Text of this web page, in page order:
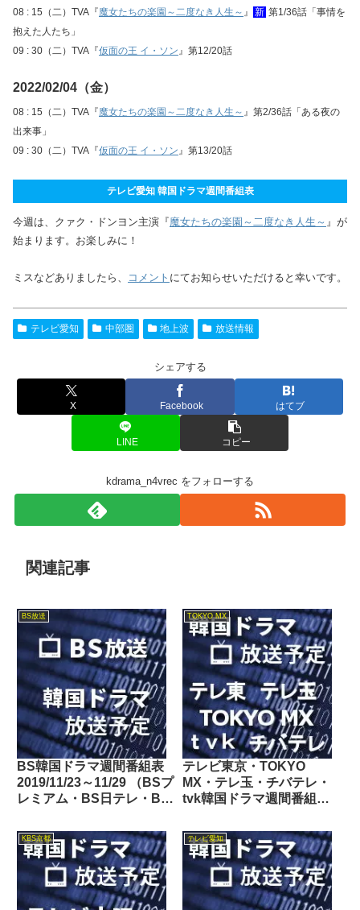
08 : 15（二）TVA『魔女たちの楽園～二度なき人生～ 』 新 第1/36話「事情を
抱えた人たち」
09 : 30（二）TVA『仮面の王 イ・ソン』第12/20話
2022/02/04（金）
08 : 15（二）TVA『魔女たちの楽園～二度なき人生～ 』第2/36話「ある夜の
出来事」
09 : 30（二）TVA『仮面の王 イ・ソン』第13/20話
テレビ愛知 韓国ドラマ週間番組表
今週は、クァク・ドンヨン主演『魔女たちの楽園～二度なき人生～ 』が
始まります。お楽しみに！
ミスなどありましたら、 コメント にてお知らせいただけると幸いです。
テレビ愛知 中部圏 地上波 放送情報
シェアする
X Facebook はてブ
LINE コピー
kdrama_n4vrec をフォローする
関連記事
BS放送
BS韓国ドラマ週間番組表
2019/11/23～11/29 （BSプ
レミアム・BS日テレ・BS
東・BSフジ）
TOKYO MX
テレビ東京・TOKYO
MX・テレ玉・チバテレ・
tvk韓国ドラマ週間番組表
KBS京都 テレビ愛知